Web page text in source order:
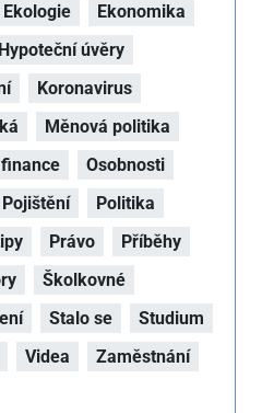
Ekologie
Ekonomika
Hypoteční úvěry
Koronavirus
Měnová politika
Osobnosti
Pojištění
Politika
Právo
Příběhy
Školkovné
Stalo se
Studium
Videa
Zaměstnání